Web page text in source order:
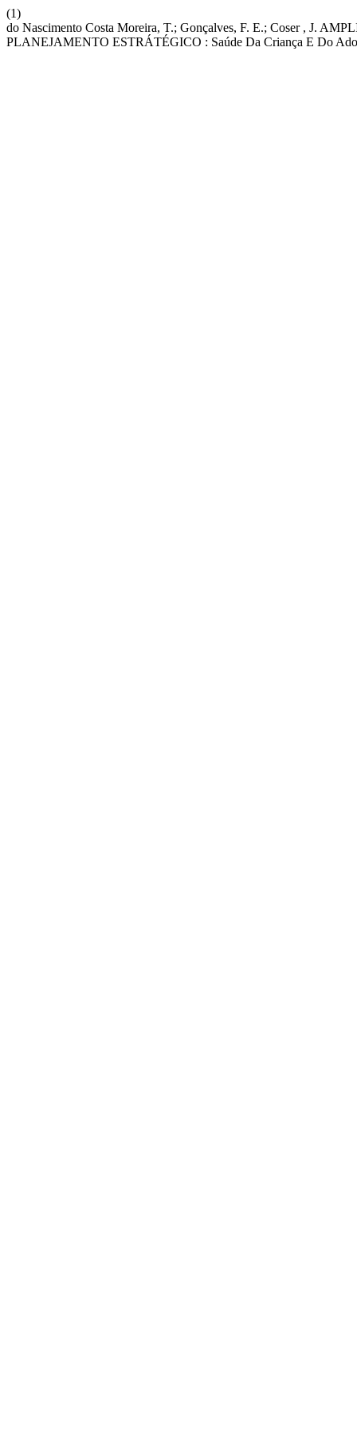
(1)
do Nascimento Costa Moreira, T.; Gonçalves, F. E.; Coser , J.
PLANEJAMENTO ESTRÁTÉGICO : Saúde Da Criança E Do